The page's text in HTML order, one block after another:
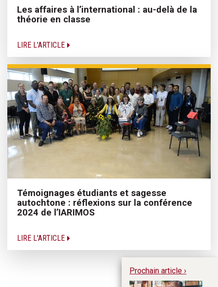
Les affaires à l’international : au-delà de la
théorie en classe
LIRE L'ARTICLE
Témoignages étudiants et sagesse
autochtone : réflexions sur la conférence
2024 de l’IARIMOS
LIRE L'ARTICLE
Prochain article ›